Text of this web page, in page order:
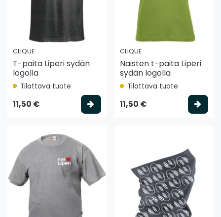
CLIQUE
T-paita Liperi sydän
logolla
Tilattava tuote
11,50 € Valitse vaihtoehto
CLIQUE
Naisten t-paita Liperi
sydän logolla
Tilattava tuote
11,50 €